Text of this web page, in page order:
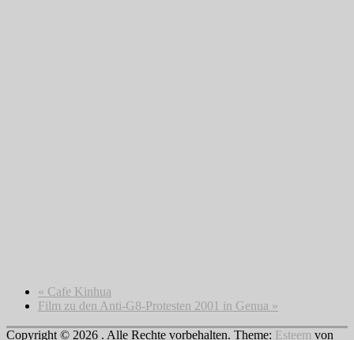
« Cafe Kinhua
Film zu den Anti-G8-Protesten 2001 in Genua »
Copyright © 2026 . Alle Rechte vorbehalten. Theme: Esteem von